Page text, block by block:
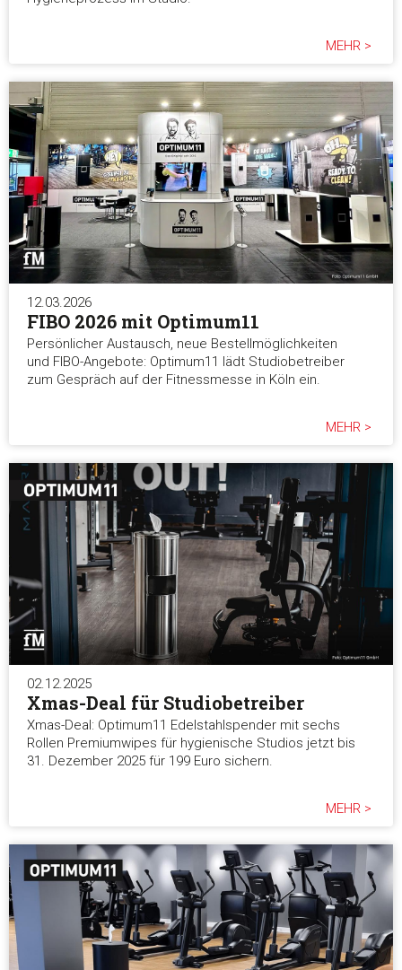
MEHR >
12.03.2026
FIBO 2026 mit Optimum11
Persönlicher Austausch, neue Bestellmöglichkeiten
und FIBO-Angebote: Optimum11 lädt Studiobetreiber
zum Gespräch auf der Fitnessmesse in Köln ein.
MEHR >
02.12.2025
Xmas-Deal für Studiobetreiber
Xmas-Deal: Optimum11 Edelstahlspender mit sechs
Rollen Premiumwipes für hygienische Studios jetzt bis
31. Dezember 2025 für 199 Euro sichern.
MEHR >